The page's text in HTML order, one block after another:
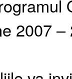
2007